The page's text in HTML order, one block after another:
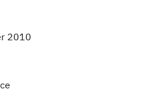
2010